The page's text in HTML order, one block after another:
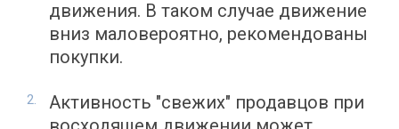
движения. В таком случае движение
вниз маловероятно, рекомендованы
покупки.
Активность "свежих" продавцов при